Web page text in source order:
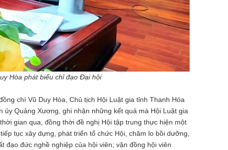
Hòa phát biểu chỉ đạo Đại hội
chí Vũ Duy Hòa, Chủ tịch Hội Luật gia tỉnh Thanh Hóa
ủy Quảng Xương, ghi nhận những kết quả mà Hội Luật gia
gian qua, đồng thời đề nghị Hội tập trung thực hiện một
tục xây dựng, phát triển tổ chức Hội, chăm lo bồi dưỡng,
đạo đức nghề nghiệp của hội viên; vận đồng hội viên